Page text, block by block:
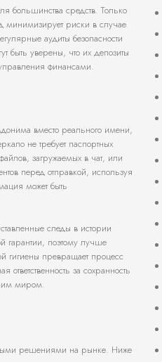
большинства средств. Только
минимизирует риски в случае
аудиты безопасности
быть уверены, что их депозиты
финансами.
вместо реального имени,
не требует паспортных
загружаемых в чат, или
перед отправкой, используя
может быть
следы в истории
гарантии, поэтому лучше
гигиены превращает процесс
за сохранность
миром.
решениями на рынке. Ниже